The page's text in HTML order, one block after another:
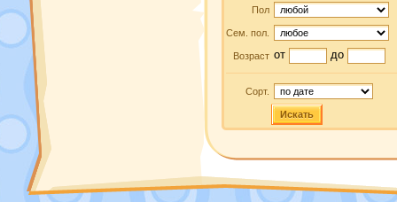
Пол
Сем. пол.
Возраст от до
Сорт.
Искать